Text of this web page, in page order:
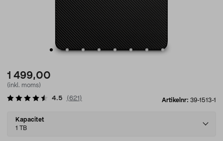
1 499,00
(inkl. moms)
Artikelnr: 39-1513-1
4.5 (621 )
Select
variant
Kapacitet
1 TB